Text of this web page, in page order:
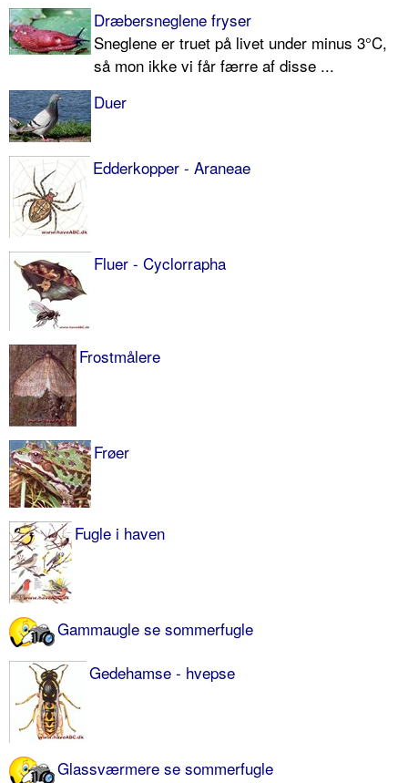
Dræbersneglene fryser
Sneglene er truet på livet under minus 3°C,
så mon ikke vi får færre af disse ...
Duer
Edderkopper - Araneae
Fluer - Cyclorrapha
Frostmålere
Frøer
Fugle i haven
Gammaugle se sommerfugle
Gedehamse - hvepse
Glassværmere se sommerfugle